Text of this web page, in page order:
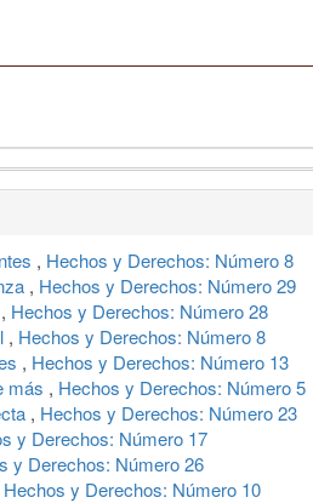
, Hechos y Derechos: Número 8
, Hechos y Derechos: Número 29
, Hechos y Derechos: Número 28
, Hechos y Derechos: Número 8
, Hechos y Derechos: Número 13
más , Hechos y Derechos: Número 5
, Hechos y Derechos: Número 23
y Derechos: Número 17
y Derechos: Número 26
Hechos y Derechos: Número 10